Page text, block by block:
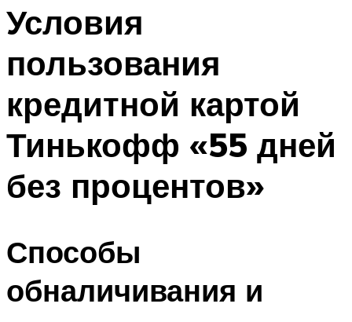
Условия
пользования
кредитной картой
Тинькофф «55 дней
без процентов»
Способы
обналичивания и